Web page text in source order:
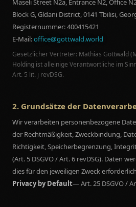
Maseli Street N2a, Entrance N2, Office
Block G, Gldani District, 0141 Tbilisi,
Registernummer: 400415421
E-Mail:office@gottwald.world
Gesetzlicher Vertreter: Mathias Gottwald
Holding ist alleinige Verantwortliche im
Art. 5 lit. j revDSG.
2. Grundsätze der
Wir verarbeiten personenbezogene
der Rechtmäßigkeit, Zweckbindung,
Richtigkeit, Speicherbegrenzung,
(Art. 5 DSGVO / Art. 6 revDSG). Daten
dies für den jeweiligen Zweck
Privacy by Default— Art. 25 DSGVO /